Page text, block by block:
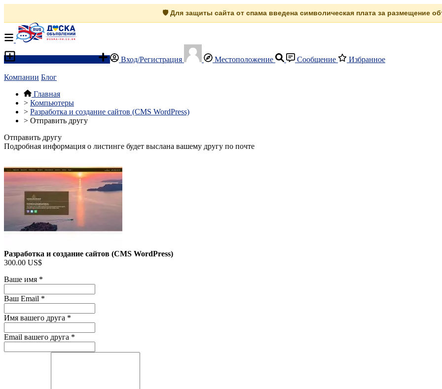
🛡️ Для защиты сайта от спама введена символическая плата за размещение
Вход/Регистрация Местоположение Сообщение Избранное
Компании Блог
Главная
> Компьютеры
> Разработка и создание сайтов (CMS WordPress)
> Отправить другу
Отправить другу
Подробная информация о листинге будет выслана вашему другу по почте
Разработка и создание сайтов (CMS WordPress)
300.00 US$
Ваше имя *
Ваш Email *
Имя вашего друга *
Email вашего друга *